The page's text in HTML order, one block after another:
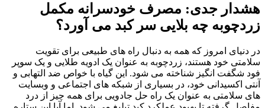
هشدار جدی: مصرف خودسرانه مکمل
زردچوبه چه بلایی سر کبد می آورد؟
در دنیای امروز که همه به دنبال راه های طبیعی برای تقویت
سلامتی خود هستند، زردچوبه به عنوان یک ادویه طلایی و یک سوپر
فود شگفت انگیز شناخته می شود. این گیاه با خواص ضد التهابی و
آنتی اکسیدانی خود، در بسیاری از شبکه های اجتماعی و وبسایت
های سلامتی به عنوان یک راه حل جادویی برای همه چیز از درد